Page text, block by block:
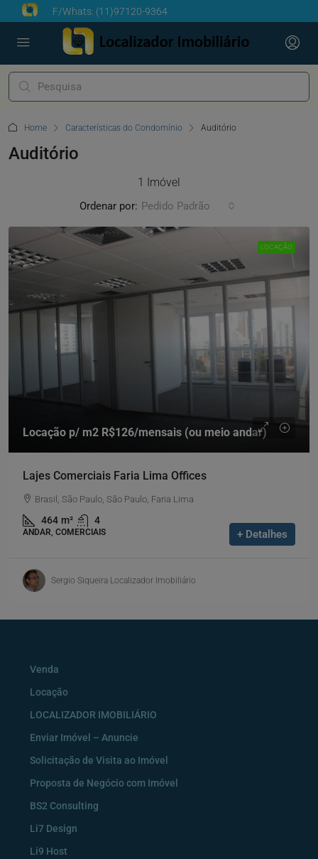
F/Whats: (11)97120-9364
Home Características do Condomínio Auditório
Auditório
1 Imóvel
Ordenar por: Pedido Padrão
LOCAÇÃO
Locação p/ m2 R$126/mensais (ou meio andar)
Lajes Comerciais Faria Lima Offices
Brasil, São Paulo, São Paulo, Faria Lima
464 m² 4
ANDAR, COMERCIAIS + Detalhes
Sergio Siqueira Localizador Imobiliário
Venda
Locação
LOCALIZADOR IMOBILIÁRIO
Enviar Imóvel – Anuncie
Solicitação de Visita ao Imóvel
Proposta de Negócio com Imóvel
BS2 Consulting
Li7 Design
Li9 Host